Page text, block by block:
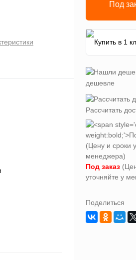
дешевле
Рассчитать
Под заказ
уточняйте у
Поделиться